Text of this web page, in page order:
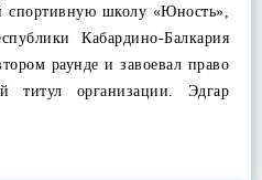
спортивную школу «Юность»,
Кабардино-Балкария
раунде и завоевал право
титул организации. Эдгар